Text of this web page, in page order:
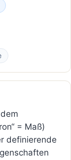
= Maß)
definierende